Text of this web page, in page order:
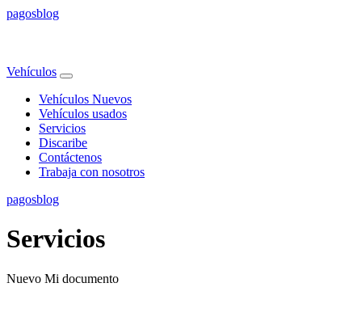
pagosblog
Vehículos
Vehículos Nuevos
Vehículos usados
Servicios
Discaribe
Contáctenos
Trabaja con nosotros
pagosblog
Servicios
Nuevo Mi documento